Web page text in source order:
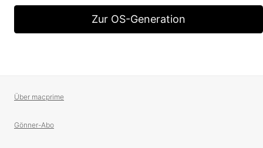
Zur OS-Generation
Über macprime
Gönner-Abo